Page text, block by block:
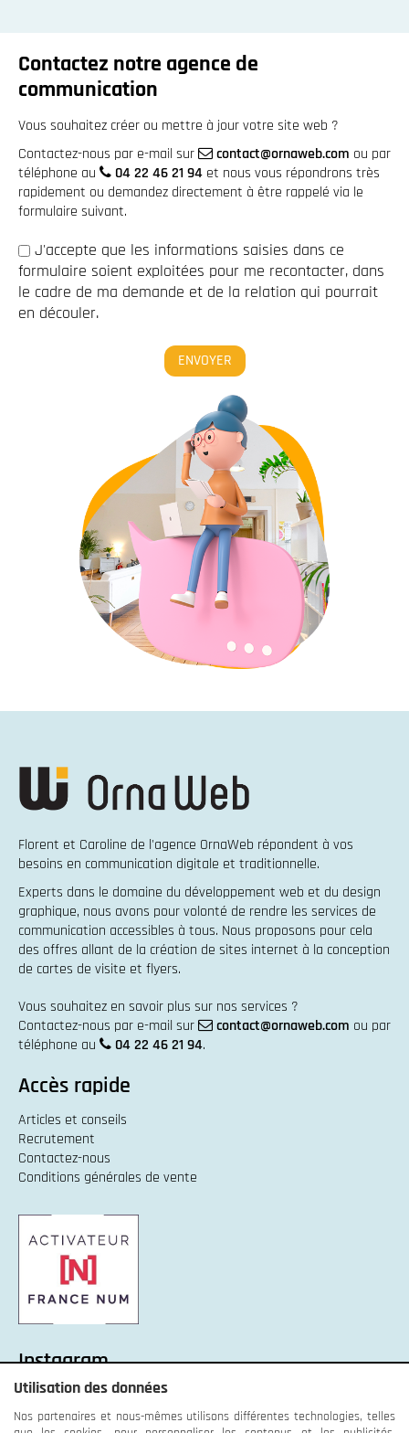
Contactez notre agence de
communication
Vous souhaitez créer ou mettre à jour votre site web ?
Contactez-nous par e-mail sur
contact@ornaweb.com ou par
téléphone au
04 22 46 21 94 et nous vous répondrons très
rapidement ou demandez directement à être rappelé via le
formulaire suivant.
J'accepte que les informations saisies dans ce
formulaire soient exploitées pour me recontacter, dans
le cadre de ma demande et de la relation qui pourrait
en découler.
Florent et Caroline de l'agence OrnaWeb répondent à vos
besoins en communication digitale et traditionnelle.
Experts dans le domaine du développement web et du design
graphique, nous avons pour volonté de rendre les services de
communication accessibles à tous. Nous proposons pour cela
des offres allant de la création de sites internet à la conception
de cartes de visite et flyers.
Vous souhaitez en savoir plus sur nos services ?
Contactez-nous par e-mail sur
contact@ornaweb.com ou par
téléphone au
04 22 46 21 94.
Accès rapide
Articles et conseils
Recrutement
Contactez-nous
Conditions générales de vente
Instagram
Utilisation des données
Nos partenaires et nous-mêmes utilisons différentes technologies, telles